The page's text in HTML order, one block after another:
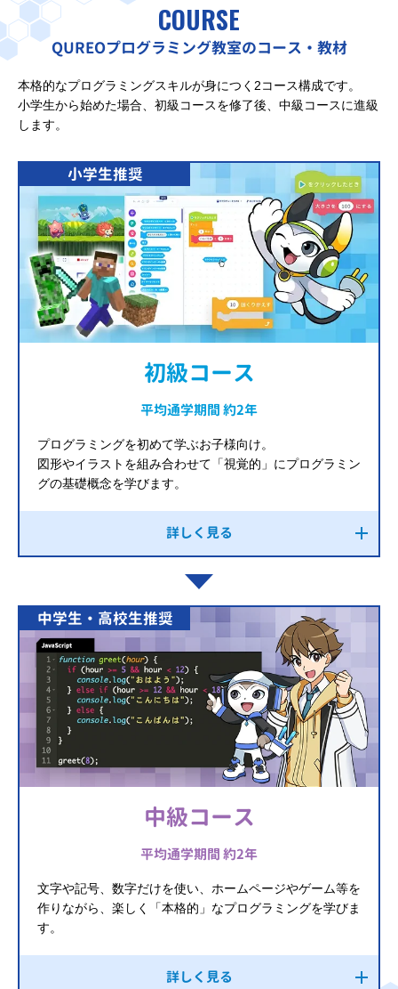
COURSE
QUREOプログラミング教室のコース・教材
本格的なプログラミングスキルが身につく2コース構成です。
小学生から始めた場合、初級コースを修了後、中級コースに進級
します。
小学生推奨
初級コース
平均通学期間 約2年
プログラミングを初めて学ぶお子様向け。
図形やイラストを組み合わせて「視覚的」にプログラミン
グの基礎概念を学びます。
詳しく見る
中学生・高校生推奨
中級コース
平均通学期間 約2年
文字や記号、数字だけを使い、ホームページやゲーム等を
作りながら、楽しく「本格的」なプログラミングを学びま
す。
詳しく見る